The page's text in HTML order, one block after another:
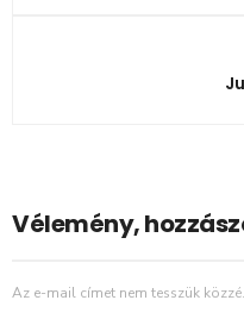
Vélemény,
Az e-mail címet nem tesszük közzé.